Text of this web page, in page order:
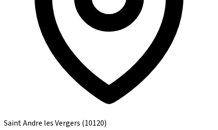
Saint Andre les Vergers (10120)